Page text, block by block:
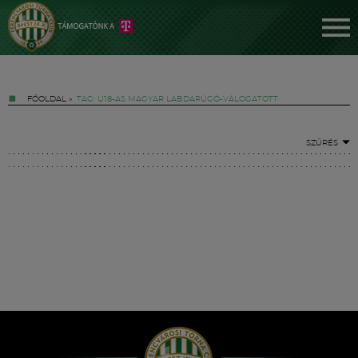
FŐOLDAL » TAG: U18-AS MAGYAR LABDARÚGÓ-VÁLOGATOTT
SZŰRÉS
Hírek